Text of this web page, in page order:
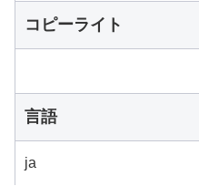
コピーライト
言語
ja